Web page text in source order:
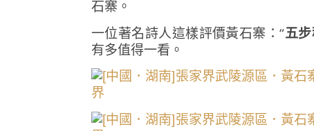
石寨。
一位著名詩人這樣評價黃石寨：“五
有多值得一看。